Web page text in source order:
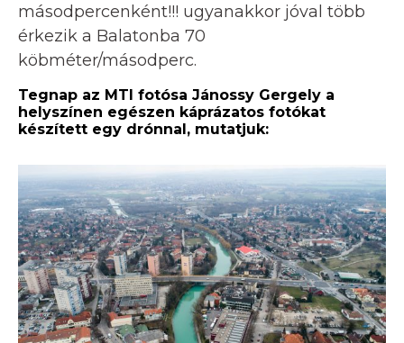
másodpercenként!!! ugyanakkor jóval több
érkezik a Balatonba 70
köbméter/másodperc.
Tegnap az MTI fotósa Jánossy Gergely a
helyszínen egészen káprázatos fotókat
készített egy drónnal, mutatjuk: